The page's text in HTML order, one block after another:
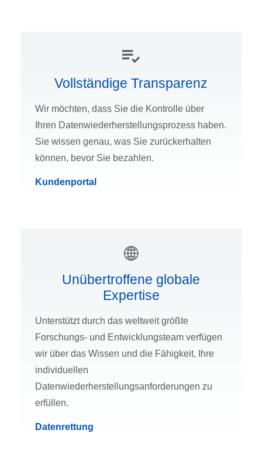
Vollständige Transparenz
Wir möchten, dass Sie die Kontrolle über
Ihren Datenwiederherstellungsprozess haben.
Sie wissen genau, was Sie zurückerhalten
können, bevor Sie bezahlen.
Kundenportal
Unübertroffene globale
Expertise
Unterstützt durch das weltweit größte
Forschungs- und Entwicklungsteam verfügen
wir über das Wissen und die Fähigkeit, Ihre
individuellen
Datenwiederherstellungsanforderungen zu
erfüllen.
Datenrettung